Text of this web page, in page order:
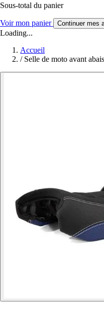
Sous-total du panier
Voir mon panier Continuer mes
Loading...
Accueil
/ Selle de moto avant